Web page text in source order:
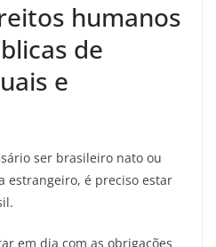
humanos
de
e
ser brasileiro nato ou
estrangeiro, é preciso estar
em dia com as obrigações